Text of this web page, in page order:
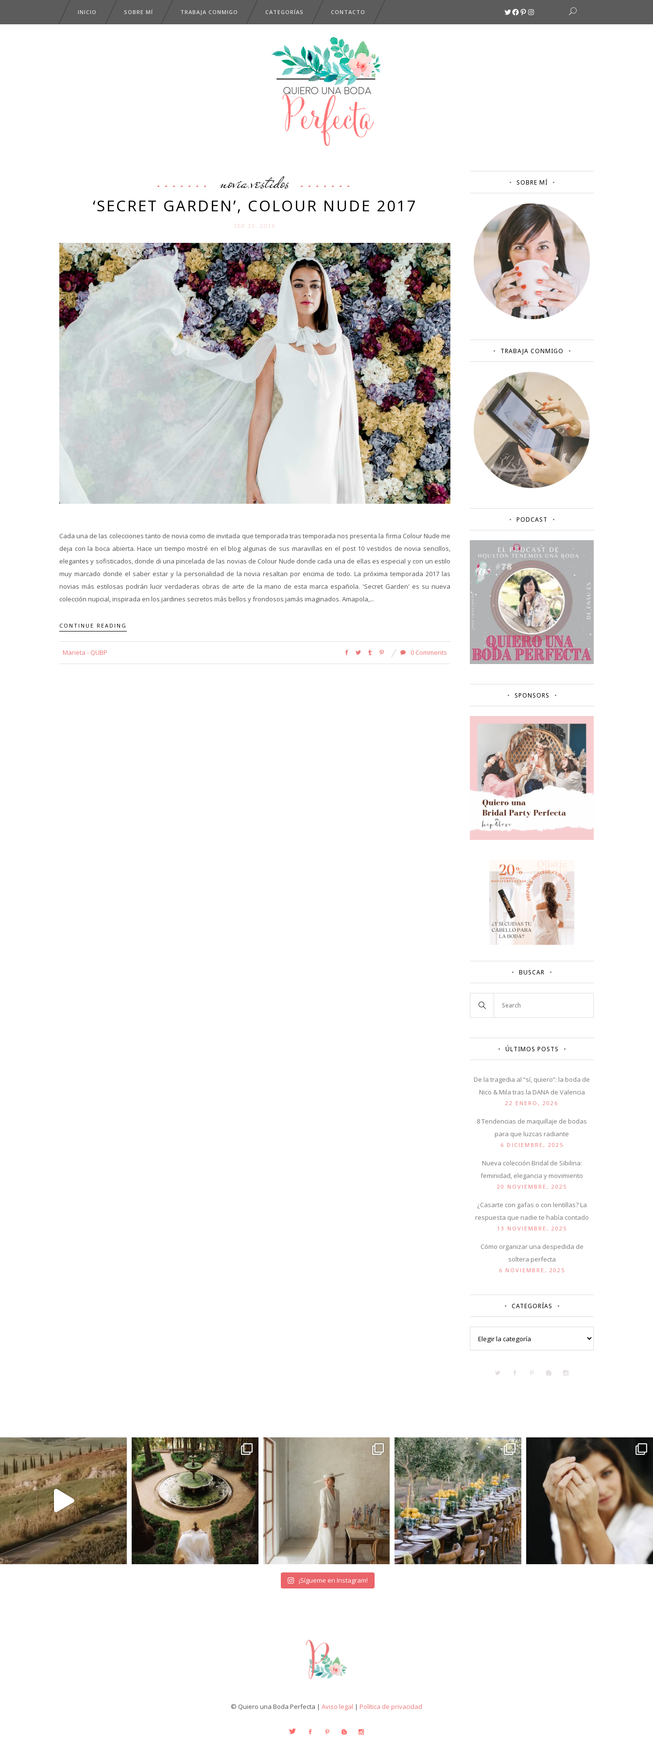
INICIO SOBRE MÍ TRABAJA CONMIGO CATEGORÍAS CONTACTO Twitter
Facebook
Pinterest
Instagram
novia,vestidos
‘SECRET GARDEN’, COLOUR NUDE 2017
SEP 13. 2016
Cada una de las colecciones tanto de novia como de invitada que temporada tras temporada nos presenta la firma Colour Nude me
deja con la boca abierta. Hace un tiempo mostré en el blog algunas de sus maravillas en el post 10 vestidos de novia sencillos,
elegantes y sofisticados, donde di una pincelada de las novias de Colour Nude donde cada una de ellas es especial y con un estilo
muy marcado donde el saber estar y la personalidad de la novia resaltan por encima de todo. La próxima temporada 2017 las
novias más estilosas podrán lucir verdaderas obras de arte de la mano de esta marca española. 'Secret Garden' es su nueva
colección nupcial, inspirada en los jardines secretos más bellos y frondosos jamás imaginados. Amapola,...
CONTINUE READING
Marieta - QUBP 0 Comments
SOBRE MÍ
TRABAJA CONMIGO
PODCAST
SPONSORS
BUSCAR
ÚLTIMOS POSTS
De la tragedia al “sí, quiero”: la boda de
Nico & Mila tras la DANA de Valencia
22 ENERO, 2026
8 Tendencias de maquillaje de bodas
para que luzcas radiante
6 DICIEMBRE, 2025
Nueva colección Bridal de Sibilina:
feminidad, elegancia y movimiento
20 NOVIEMBRE, 2025
¿Casarte con gafas o con lentillas? La
respuesta que nadie te había contado
13 NOVIEMBRE, 2025
Cómo organizar una despedida de
soltera perfecta
6 NOVIEMBRE, 2025
CATEGORÍAS
¡Sígueme en Instagram!
© Quiero una Boda Perfecta | Aviso legal | Política de privacidad